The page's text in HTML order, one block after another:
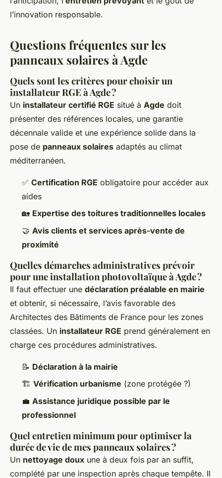
l’innovation responsable.
Questions fréquentes sur les
panneaux solaires à Agde
Quels sont les critères pour choisir un
installateur RGE à Agde ?
Un installateur certifié RGE situé à Agde doit
présenter des références locales, une garantie
décennale valide et une expérience solide dans la
pose de panneaux solaires adaptés au climat
méditerranéen.
✅ Certification RGE obligatoire pour accéder aux
aides
🏡 Expertise des toitures traditionnelles locales
🤝 Avis clients et services après-vente de
proximité
Quelles démarches administratives prévoir
pour une installation photovoltaïque à Agde ?
Il faut effectuer une déclaration préalable en mairie
et obtenir, si nécessaire, l’avis favorable des
Architectes des Bâtiments de France pour les zones
classées. Un installateur RGE prend généralement en
charge ces procédures administratives.
📝 Déclaration à la mairie
🏗 Vérification urbanisme (zone protégée ?)
💼 Assistance juridique possible par le
professionnel
Quel entretien minimum pour optimiser la
durée de vie de mes panneaux solaires ?
Un nettoyage doux une à deux fois par an suffit,
complété par une inspection après chaque tempête. Il